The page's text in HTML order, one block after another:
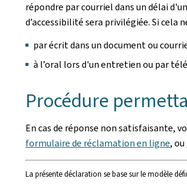
répondre par courriel dans un délai
d’accessibilité sera privilégiée. Si
par écrit dans un document ou
à l’oral lors d'un entretien ou par
Procédure
En cas de réponse non satisfaisante,
formulaire de réclamation en ligne, ou
La présente déclaration se base sur le modèle